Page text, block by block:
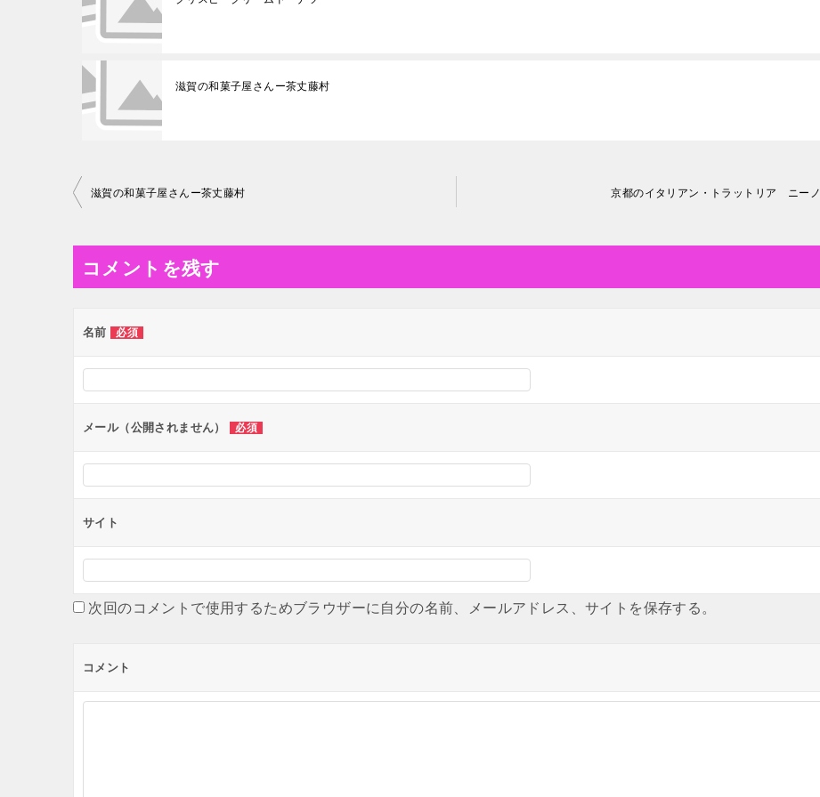
滋賀の和菓子屋さんー茶丈藤村
投
ナ
ビ
ー
ョ
ン
滋賀の和菓子屋さんー茶丈藤村 京都のイタリアン・トラットリア ニーノ
コメントを残す
名前 必須
メール（公開されません） 必須
サイト
次回のコメントで使用するためブラウザーに自分の名前、メールアドレス、サイトを保存する。
コメント